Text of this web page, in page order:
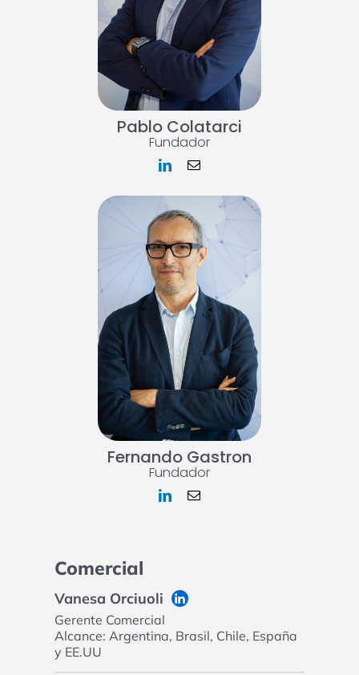
Pablo Colatarci
Fundador
Fernando Gastron
Fundador
Comercial
Vanesa Orciuoli
Gerente Comercial
Alcance: Argentina, Brasil, Chile, España
y EE.UU